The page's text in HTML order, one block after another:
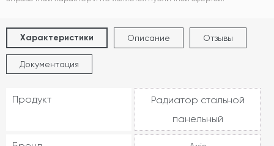
Характеристики Описание Отзывы
Документация
Продукт
Радиатор стальной
панельный